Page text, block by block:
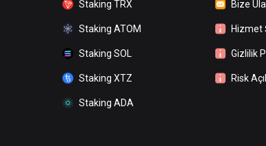
Staking TRX
Staking ATOM
Staking SOL
Staking XTZ
Staking ADA
Bize
Hizmet
Gizlilik
Risk